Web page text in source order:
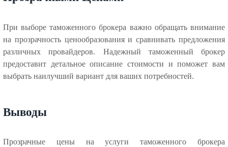
При выборе таможенного брокера важно обращать внимание
на прозрачность ценообразования и сравнивать предложения
различных провайдеров. Надежный таможенный брокер
предоставит детальное описание стоимости и поможет вам
выбрать наилучший вариант для ваших потребностей.
Выводы
Прозрачные цены на услуги таможенного брокера